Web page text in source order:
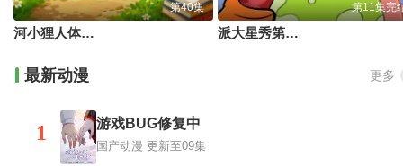
第40集
河小狸人体奇遇记
第11集完
派大星秀第二季国语版
最新动漫 更多
1 游戏BUG修复中
国产动漫 更新至09集